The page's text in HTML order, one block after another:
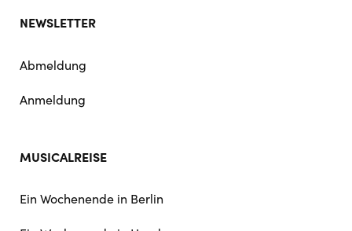
NEWSLETTER
Abmeldung
Anmeldung
MUSICALREISE
Ein Wochenende in Berlin